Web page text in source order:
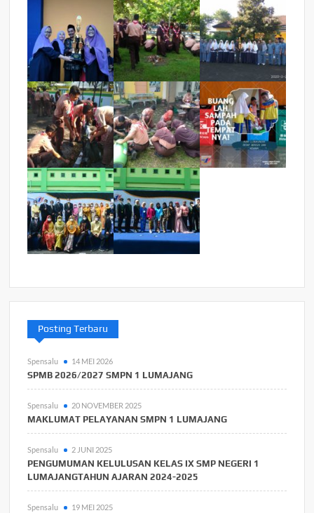
Posting Terbaru
Spensalu 14 MEI 2026
SPMB 2026/2027 SMPN 1 LUMAJANG
Spensalu 20 NOVEMBER 2025
MAKLUMAT PELAYANAN SMPN 1 LUMAJANG
Spensalu 2 JUNI 2025
PENGUMUMAN KELULUSAN KELAS IX SMP NEGERI 1
LUMAJANGTAHUN AJARAN 2024-2025
Spensalu 19 MEI 2025